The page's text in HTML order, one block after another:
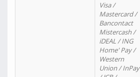
Visa /
Mastercard /
Bancontact
Mistercash /
iDEAL / ING
Home' Pay /
Western
Union / InPay